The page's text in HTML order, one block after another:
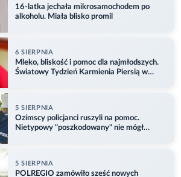
16-latka jechała mikrosamochodem po
alkoholu. Miała blisko promil
6 SIERPNIA
Mleko, bliskość i pomoc dla najmłodszych.
Światowy Tydzień Karmienia Piersią w
5 SIERPNIA
Ozimscy policjanci ruszyli na pomoc.
Nietypowy "poszkodowany" nie mógł
5 SIERPNIA
POLREGIO zamówiło sześć nowych